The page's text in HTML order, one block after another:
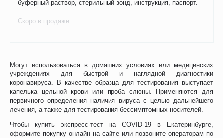
Могут использоваться в домашних условиях или медицинских
учреждениях для быстрой и наглядной диагностики
коронавируса. В качестве образца для тестирования выступает
капелька цельной крови или проба слюны. Применяются для
первичного определения наличия вируса с целью дальнейшего
лечения, а также для тестирования бессимптомных носителей.
Чтобы купить экспресс-тест на COVID-19 в Екатеринбурге,
оформите покупку онлайн на сайте или позвоните операторам по
буферный раствор, стерильный зонд, инструкция, паспорт.
Скоро в продаже